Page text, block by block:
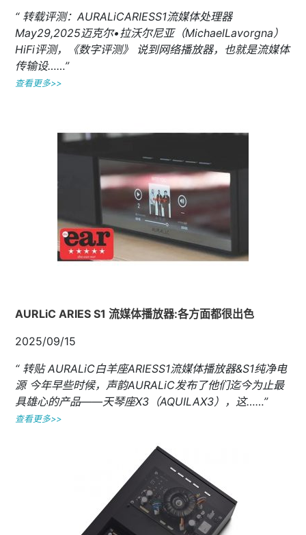
“ 转载评测：AURALiCARIESS1流媒体处理器
May29,2025迈克尔•拉沃尔尼亚（MichaelLavorgna）
HiFi评测，《数字评测》 说到网络播放器，也就是流媒体
传输设……”
查看更多>>
AURLiC ARIES S1 流媒体播放器:各方面都很出色
2025/09/15
“ 转贴 AURALiC白羊座ARIESS1流媒体播放器&S1纯净电
源 今年早些时候，声韵AURALiC发布了他们迄今为止最
具雄心的产品——天琴座X3（AQUILAX3），这……”
查看更多>>